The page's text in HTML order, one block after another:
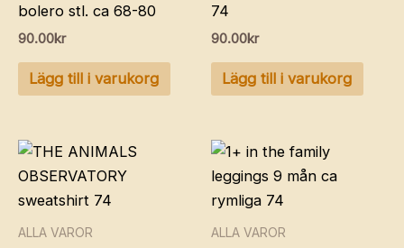
bolero stl. ca 68-80
90.00kr
Lägg till i varukorg
74
90.00kr
Lägg till i varukorg
ALLA VAROR ALLA VAROR